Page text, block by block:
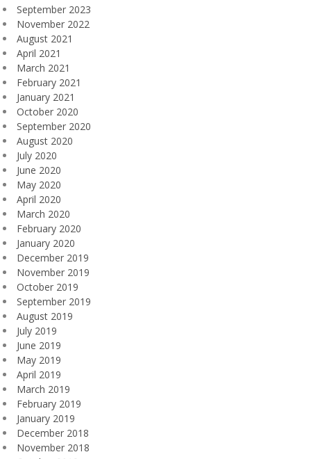
September 2023
November 2022
August 2021
April 2021
March 2021
February 2021
January 2021
October 2020
September 2020
August 2020
July 2020
June 2020
May 2020
April 2020
March 2020
February 2020
January 2020
December 2019
November 2019
October 2019
September 2019
August 2019
July 2019
June 2019
May 2019
April 2019
March 2019
February 2019
January 2019
December 2018
November 2018